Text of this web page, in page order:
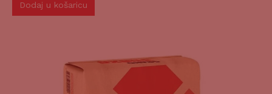
Dodaj u košaricu